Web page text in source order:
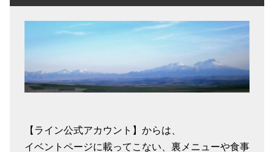
【ライン公式アカウント】からは、
イベントページに載ってこない、裏メニューや食事